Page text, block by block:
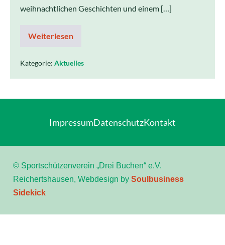
weihnachtlichen Geschichten und einem […]
Weiterlesen
Kategorie: Aktuelles
ImpressumDatenschutzKontakt
© Sportschützenverein „Drei Buchen“ e.V.
Reichertshausen, Webdesign by Soulbusiness
Sidekick